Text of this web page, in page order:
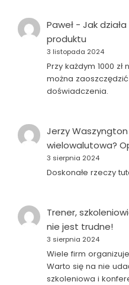
Paweł- Jak
produktu
3 listopada 2024
Przy każdym 1000
można zaoszczędzić
doświadczenia.
Jerzy Waszyngton
wielowalutowa?
3 sierpnia 2024
Doskonałe rzeczy
Trener,
nie jest trudne!
3 sierpnia 2024
Wiele firm
Warto się na nie
szkoleniowa i